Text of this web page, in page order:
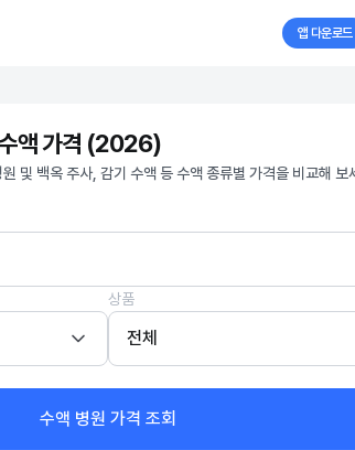
앱 다운로드
수액 가격 (2026)
및 백옥 주사, 감기 수액 등 수액 종류별 가격을 비교해 보
상품
전체
수액 병원 가격 조회